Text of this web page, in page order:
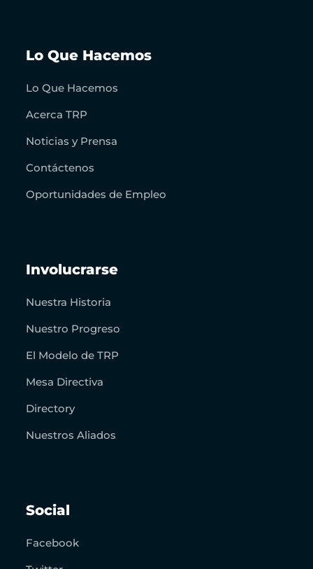
Lo Que Hacemos
Lo Que Hacemos
Acerca TRP
Noticias y Prensa
Contáctenos
Oportunidades de Empleo
Involucrarse
Nuestra Historia
Nuestro Progreso
El Modelo de TRP
Mesa Directiva
Directory
Nuestros Aliados
Social
Facebook